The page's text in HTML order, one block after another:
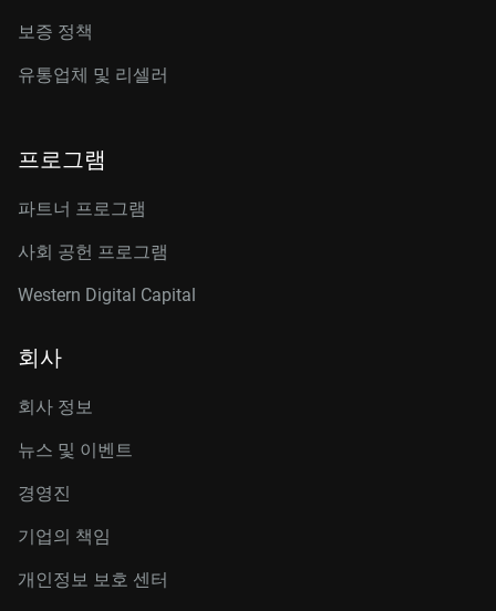
보증 정책
유통업체 및 리셀러
프로그램
파트너 프로그램
사회 공헌 프로그램
Western Digital Capital
회사
회사 정보
뉴스 및 이벤트
경영진
기업의 책임
개인정보 보호 센터